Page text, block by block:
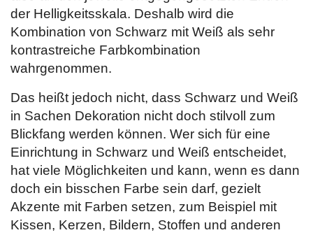
der Helligkeitsskala. Deshalb wird die
Kombination von Schwarz mit Weiß als sehr
kontrastreiche Farbkombination
wahrgenommen.
Das heißt jedoch nicht, dass Schwarz und Weiß
in Sachen Dekoration nicht doch stilvoll zum
Blickfang werden können. Wer sich für eine
Einrichtung in Schwarz und Weiß entscheidet,
hat viele Möglichkeiten und kann, wenn es dann
doch ein bisschen Farbe sein darf, gezielt
Akzente mit Farben setzen, zum Beispiel mit
Kissen, Kerzen, Bildern, Stoffen und anderen